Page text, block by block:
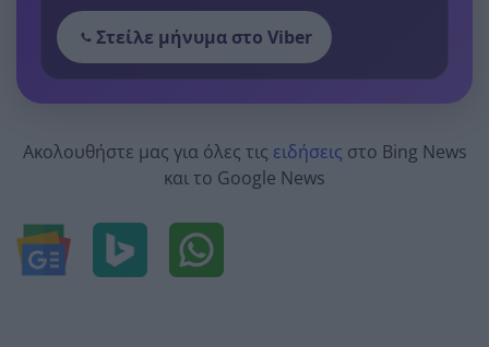
Στείλε μήνυμα στο Viber
Ακολουθήστε μας για όλες τις ειδήσεις στο Bing News
και το Google News